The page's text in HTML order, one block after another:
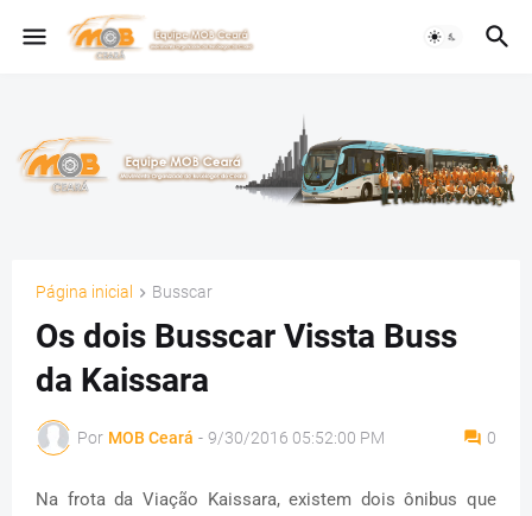
Página inicial Busscar
Os dois Busscar Vissta Buss
da Kaissara
Por MOB Ceará - 9/30/2016 05:52:00 PM 0
Na frota da Viação Kaissara, existem dois ônibus que